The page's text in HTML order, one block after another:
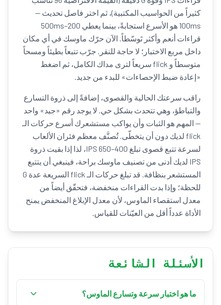
كثيراً من الحواسيب المكتبية)، ثم اختر فاصل تحديث —
100ms هو الأسرع استجابةً، بينما يعطي 200–500ms
قراءات أنعم وأكثر تَوسّطاً. الآن حرّك ماوسك في أي مكان
داخل مربع الاختبار؛ لا حاجة للنقر. جرّب تتبعاً بطيئاً ومسحاً
متوسطاً و flick سريعاً لترى مداك الكامل، ثم اضغط
«إعادة ضبط الإحصاءات» للبدء من جديد.
راقب سرعتك الحالية والقصوى، إضافةً إلى ذروة التسارع
والتباطؤ، وهي تتحدث بشكل حي. لا يوجد رقم «جيد» واحد
— المهم هو الثبات وأن يواكب مستشعرك أسرع حركات الـ
flick لديك دون أن يتخطّى. تُصنَّف معظم فئران الألعاب
لسرعة تتبع قصوى تبلغ 400–650 IPS، لذا إذا بقيت ذروة
IPS لديك أدنى من تصنيف ماوسك براحة، فينبغي أن يتتبع
المستشعر بنظافة. قد تبلغ حركات الـ flick السريعة عدة G
للحظة؛ وإذا بدت القراءات منخفضة، فتحقّق أيضاً من
معدل استقصاء الماوس، لأن معدل الإبلاغ المنخفض يمنح
الأداة عدداً أقل من العيّنات للقياس.
الأسئلة الشائعة
ما هو اختبار سرعة وتسارع الماوس؟